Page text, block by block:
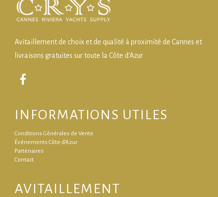
Avitaillement de choix et de qualité à proximité de Cannes et
livraisons gratuites sur toute la Côte d'Azur
INFORMATIONS UTILES
Conditions Générales de Vente
Événements Côte d’Azur
Partenaires
Contact
AVITAILLEMENT